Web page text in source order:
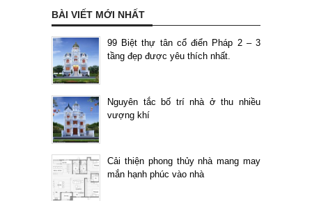
BÀI VIẾT MỚI NHẤT
99 Biệt thự tân cổ điển Pháp 2 – 3
tầng đẹp được yêu thích nhất.
Nguyên tắc bố trí nhà ở thu nhiều
vượng khí
Cải thiện phong thủy nhà mang may
mắn hạnh phúc vào nhà